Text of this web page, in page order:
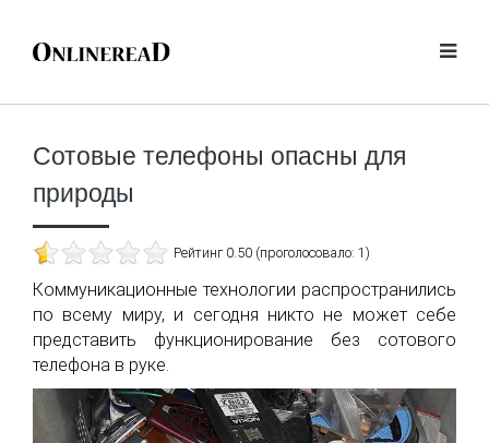
Сотовые телефоны опасны для
природы
Рейтинг 0.50 (проголосовало: 1)
Коммуникационные технологии распространились
по всему миру, и сегодня никто не может себе
представить функционирование без сотового
телефона в руке.